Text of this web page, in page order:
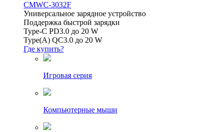
CMWC-3032F
Универсальное зарядное устройство
Поддержка быстрой зарядки
Type-C PD3.0 до 20 W
Type(A) QC3.0 до 20 W
Где купить?
Игровая серия
Компьютерные мыши